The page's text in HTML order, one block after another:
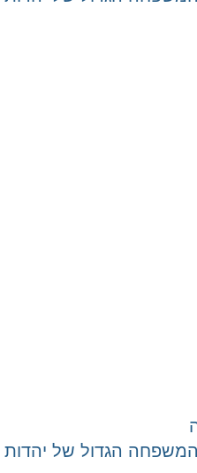
הגדול של יהדות